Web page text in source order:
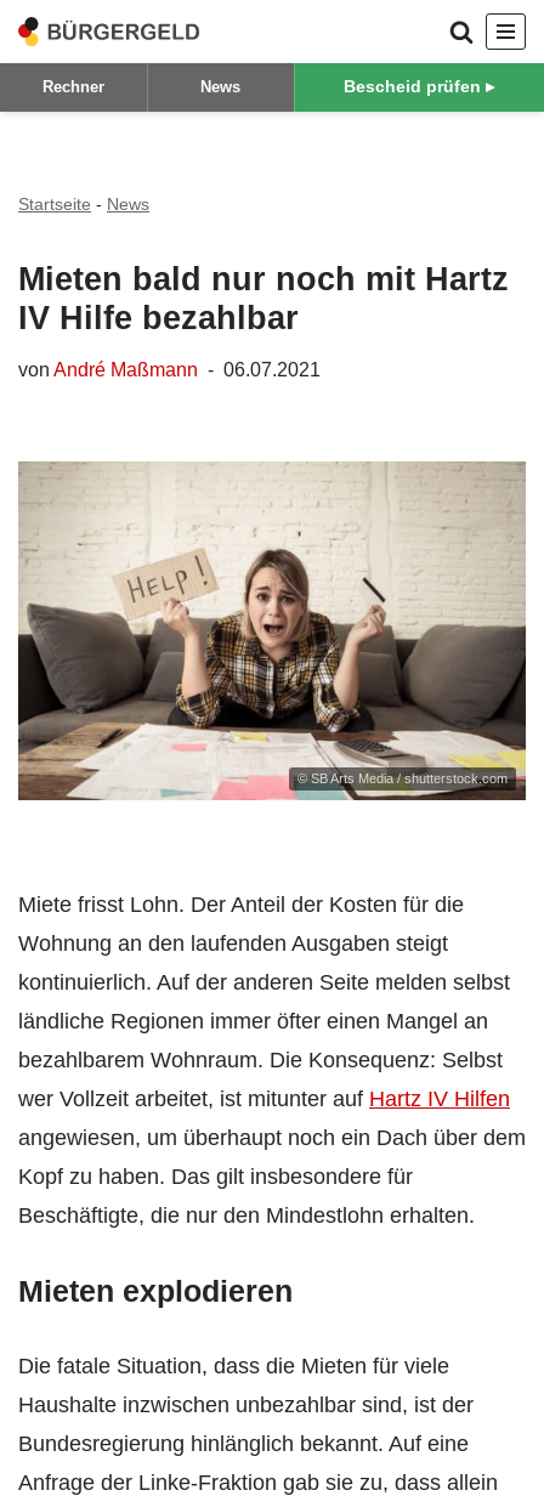
Zum
Inhalt
Rechner News Bescheid prüfen ▸
Startseite - News
Mieten bald nur noch mit Hartz
IV Hilfe bezahlbar
von André Maßmann 06.07.2021
© SB Arts Media / shutterstock.com
Miete frisst Lohn. Der Anteil der Kosten für die
Wohnung an den laufenden Ausgaben steigt
kontinuierlich. Auf der anderen Seite melden selbst
ländliche Regionen immer öfter einen Mangel an
bezahlbarem Wohnraum. Die Konsequenz: Selbst
wer Vollzeit arbeitet, ist mitunter auf Hartz IV Hilfen
angewiesen, um überhaupt noch ein Dach über dem
Kopf zu haben. Das gilt insbesondere für
Beschäftigte, die nur den Mindestlohn erhalten.
Mieten explodieren
Die fatale Situation, dass die Mieten für viele
Haushalte inzwischen unbezahlbar sind, ist der
Bundesregierung hinlänglich bekannt. Auf eine
Anfrage der Linke-Fraktion gab sie zu, dass allein